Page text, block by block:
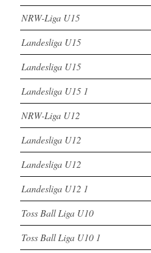
NRW-Liga U15
Landesliga U15
Landesliga U15
Landesliga U15 1
NRW-Liga U12
Landesliga U12
Landesliga U12
Landesliga U12 1
Toss Ball Liga U10
Toss Ball Liga U10 1